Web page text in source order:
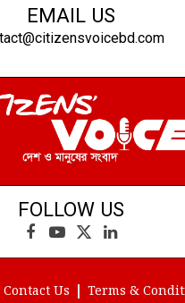
EMAIL US
FOLLOW US
Facebook
YouTube
X
(Twitter)
LinkedIn
Contact Us Terms &